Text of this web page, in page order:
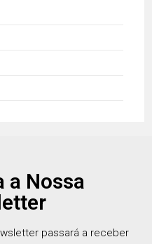
a Nossa
passará a receber